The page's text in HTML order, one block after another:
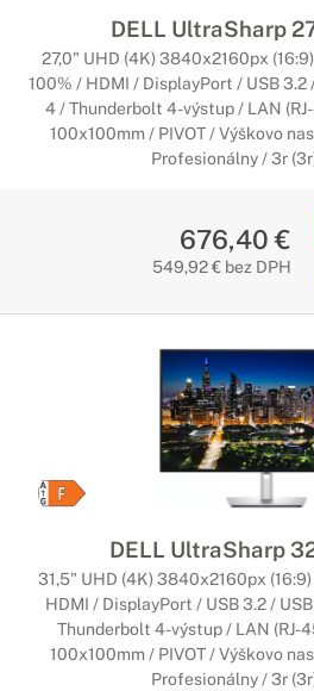
DELL UltraSharp
27,0" UHD (4K) 3840x2160px
100% / HDMI / DisplayPort / USB 3.2
4 / Thunderbolt 4-výstup / LAN
100x100mm / PIVOT / Výškovo
Profesionálny / 3r
676,40 €
549,92 € bez DPH
DELL UltraSharp
31,5" UHD (4K) 3840x2160px (16:9)
HDMI / DisplayPort / USB 3.2 /
Thunderbolt 4-výstup / LAN (RJ-
100x100mm / PIVOT / Výškovo
Profesionálny / 3r